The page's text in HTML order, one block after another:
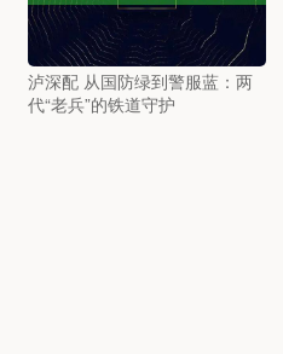
泸深配 从国防绿到警服蓝：两
代“老兵”的铁道守护